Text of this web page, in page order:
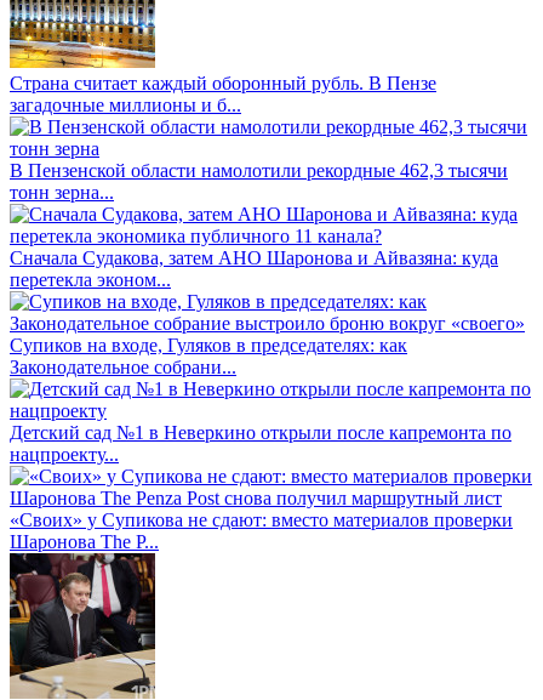
Страна считает каждый оборонный рубль. В Пензе
загадочные миллионы и б...
В Пензенской области намолотили рекордные 462,3 тысячи
тонн зерна...
Сначала Судакова, затем АНО Шаронова и Айвазяна: куда
перетекла эконом...
Супиков на входе, Гуляков в председателях: как
Законодательное собрани...
Детский сад №1 в Неверкино открыли после капремонта по
нацпроекту...
«Своих» у Супикова не сдают: вместо материалов проверки
Шаронова The P...